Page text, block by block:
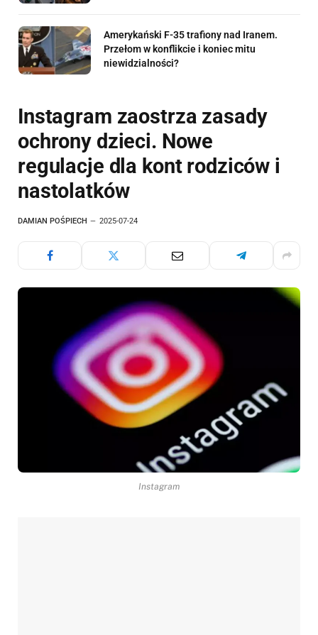
Amerykański F-35 trafiony nad Iranem.
Przełom w konflikcie i koniec mitu
niewidzialności?
Instagram zaostrza zasady
ochrony dzieci. Nowe
regulacje dla kont rodziców i
nastolatków
DAMIAN POŚPIECH 2025-07-24
Instagram